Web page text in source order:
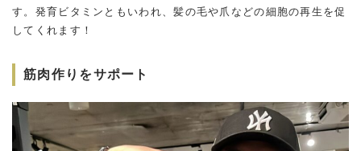
す。発育ビタミンともいわれ、髪の毛や爪などの細胞の再生を促
してくれます！
筋肉作りをサポート